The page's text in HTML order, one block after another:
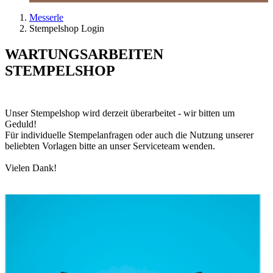
Messerle
Stempelshop Login
WARTUNGSARBEITEN
STEMPELSHOP
Unser Stempelshop wird derzeit überarbeitet - wir bitten um
Geduld!
Für individuelle Stempelanfragen oder auch die Nutzung unserer
beliebten Vorlagen bitte an unser Serviceteam wenden.
Vielen Dank!